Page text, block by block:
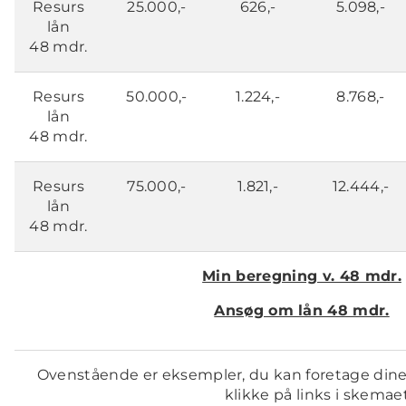
Resurs
lån
48 mdr.
25.000,- 626,- 5.098,-
Resurs
lån
48 mdr.
50.000,- 1.224,- 8.768,-
Resurs
lån
48 mdr.
75.000,- 1.821,- 12.444,-
Min beregning v. 48 mdr.
Ansøg om lån 48 mdr.
Ovenstående er eksempler, du kan foretage
klikke på links i